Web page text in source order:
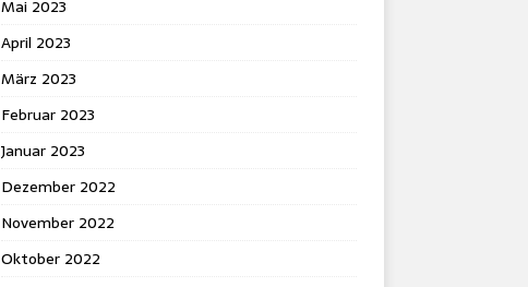
Mai 2023
April 2023
März 2023
Februar 2023
Januar 2023
Dezember 2022
November 2022
Oktober 2022